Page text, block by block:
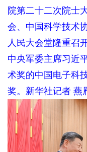
院第二十二次院士
会、中国科学技术
人民大会堂隆重召
中央军委主席习近
术奖的中国电子科
奖。新华社记者 燕